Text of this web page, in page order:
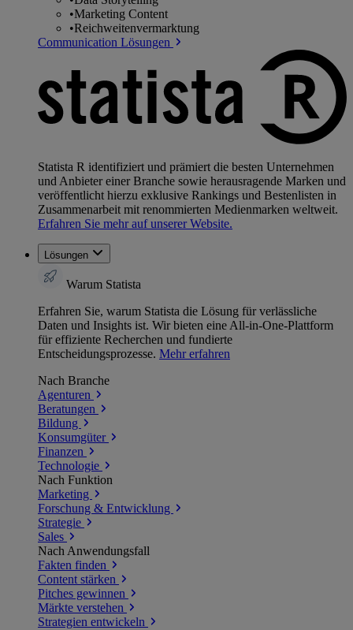
•Marketing Content
•Reichweitenvermarktung
Communication Lösungen
Statista R identifiziert und prämiert die besten Unternehmen
und Anbieter einer Branche sowie herausragende Marken und
veröffentlicht hierzu exklusive Rankings und Bestenlisten in
Zusammenarbeit mit renommierten Medienmarken weltweit.
Erfahren Sie mehr auf unserer Website.
Lösungen
Warum Statista
Erfahren Sie, warum Statista die Lösung für verlässliche
Daten und Insights ist. Wir bieten eine All-in-One-Plattform
für effiziente Recherchen und fundierte
Entscheidungsprozesse. Mehr erfahren
Nach Branche
Agenturen
Beratungen
Bildung
Konsumgüter
Finanzen
Technologie
Nach Funktion
Marketing
Forschung & Entwicklung
Strategie
Sales
Nach Anwendungsfall
Fakten finden
Content stärken
Pitches gewinnen
Märkte verstehen
Strategien entwickeln